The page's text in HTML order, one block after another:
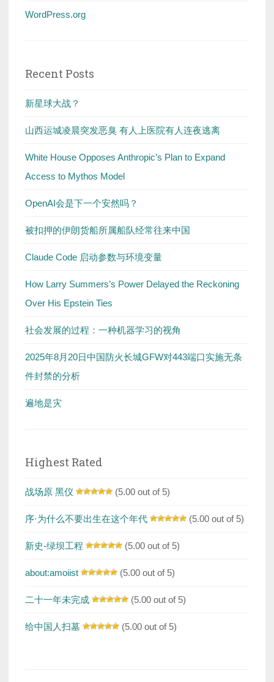
WordPress.org
Recent Posts
新星球大战？
山西运城凌晨突发恶臭 有人上医院有人连夜逃离
White House Opposes Anthropic’s Plan to Expand
Access to Mythos Model
OpenAI会是下一个安然吗？
被扣押的伊朗货船所属船队经常往来中国
Claude Code 启动参数与环境变量
How Larry Summers’s Power Delayed the Reckoning
Over His Epstein Ties
社会发展的过程：一种机器学习的视角
2025年8月20日中国防火长城GFW对443端口实施无条
件封禁的分析
遍地是灾
Highest Rated
战场原 黑仪 (5.00 out of 5)
序·为什么不要出生在这个年代 (5.00 out of 5)
新史-绿坝工程 (5.00 out of 5)
about:amoiist (5.00 out of 5)
二十一年未完成 (5.00 out of 5)
给中国人扫墓 (5.00 out of 5)